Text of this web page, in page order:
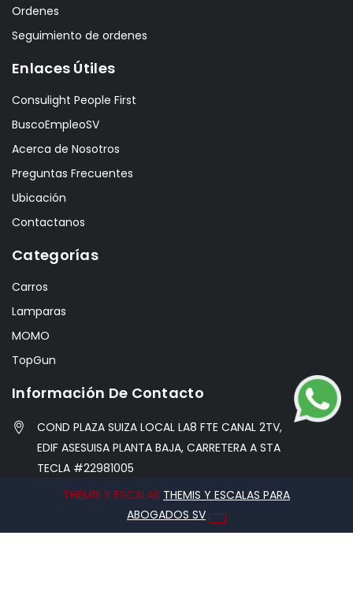
Ordenes
Seguimiento de ordenes
Enlaces Útiles
Consulight People First
BuscoEmpleoSV
Acerca de Nosotros
Preguntas Frecuentes
Ubicación
Contactanos
Categorías
Carros
Lamparas
MOMO
TopGun
Información De Contacto
COND PLAZA SUIZA LOCAL LA8 FTE CANAL 2TV,
EDIF ASESUISA PLANTA BAJA, CARRETERA A STA
TECLA #22981005
info@hobbycentersv.com
76971338
THEMIS Y ESCALAS THEMIS Y ESCALAS PARA
ABOGADOS SV